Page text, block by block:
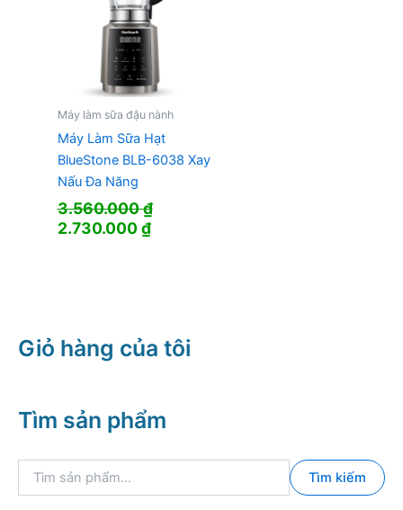
Máy làm sữa đậu nành
Máy Làm Sữa Hạt
BlueStone BLB-6038 Xay
Nấu Đa Năng
3.560.000₫
Giá
2.730.000₫Giá
Giỏ hàng của tôi
Tìm sản phẩm
Tìm kiếm